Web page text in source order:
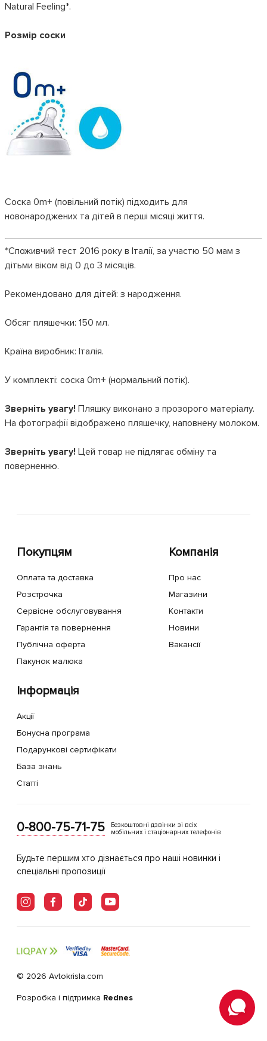
Natural Feeling*.
Розмір соски
Соска 0m+ (повільний потік) підходить для
новонароджених та дітей в перші місяці життя.
*Споживчий тест 2016 року в Італії, за участю 50 мам з
дітьми віком від 0 до 3 місяців.
Рекомендовано для дітей: з народження.
Обсяг пляшечки: 150 мл.
Країна виробник: Італія.
У комплекті: соска 0m+ (нормальний потік).
Зверніть увагу! Пляшку виконано з прозорого матеріалу.
На фотографії відображено пляшечку, наповнену молоком.
Зверніть увагу! Цей товар не підлягає обміну та
поверненню.
Покупцям
Оплата та доставка
Розстрочка
Сервісне обслуговування
Гарантія та повернення
Публічна оферта
Пакунок малюка
Компанія
Про нас
Магазини
Контакти
Новини
Вакансії
Інформація
Акції
Бонусна програма
Подарункові сертифікати
База знань
Статті
0-800-75-71-75
Безкоштовні дзвінки зі всіх
мобільних і стаціонарних телефонів
Будьте першим хто дізнається про наші новинки і
спеціальні пропозиції
© 2026 Avtokrisla.com
Розробка і підтримка Rednes